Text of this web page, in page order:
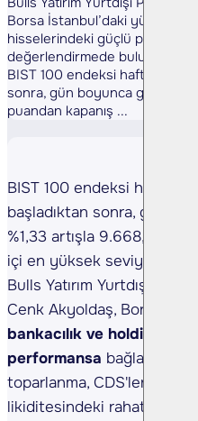
Borsa İstanbul’daki yükselişi
hisselerindeki güçlü
değerlendirmede bulundu.
BIST 100 endeksi haftaya
sonra, gün boyunca güç
puandan kapanış ...
BIST 100 endeksi haftaya
başladıktan sonra, gün
%1,33 artışla 9.668,36
içi en yüksek seviyesi
Bulls Yatırım Yurtdışı
Cenk Akyoldaş, Borsa
bankacılık ve holding
performansa bağlayarak,
toparlanma, CDS'lerdeki
likiditesindeki rahatlama